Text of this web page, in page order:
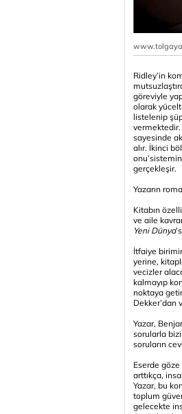
Ridley’in
göreviyle
olarak
listelenip
vermektedir.
sayesinde
alır. İkinci
gerçekleşir.
Yazarın
Kitabın
ve aile
Yeni Dünya
İtfaiye
yerine,
vecizler
kalmayıp
noktaya
Dekker’dan
Yazar,
sorularla
soruların
Eserde göze
arttıkça,
Yazar, bu
toplum
gelecekte